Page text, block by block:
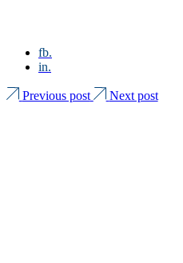
fb.
in.
Previous post Next post